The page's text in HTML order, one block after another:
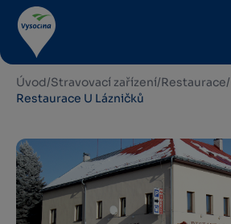
Úvod/Stravovací zařízení/Restaurace/
Restaurace U Lázničků